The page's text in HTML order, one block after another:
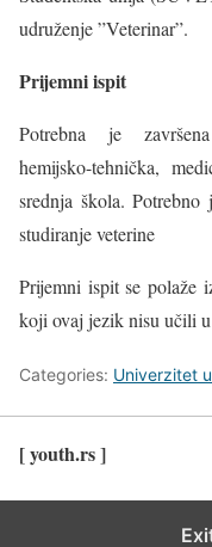
udruženje ”Veterinar”.
Prijemni ispit
Potrebna je
hemijsko-tehnička,
srednja škola.
studiranje veterine
Prijemni ispit se polaže
koji ovaj jezik nisu učili
Categories: Univerzitet
[ youth.rs ]